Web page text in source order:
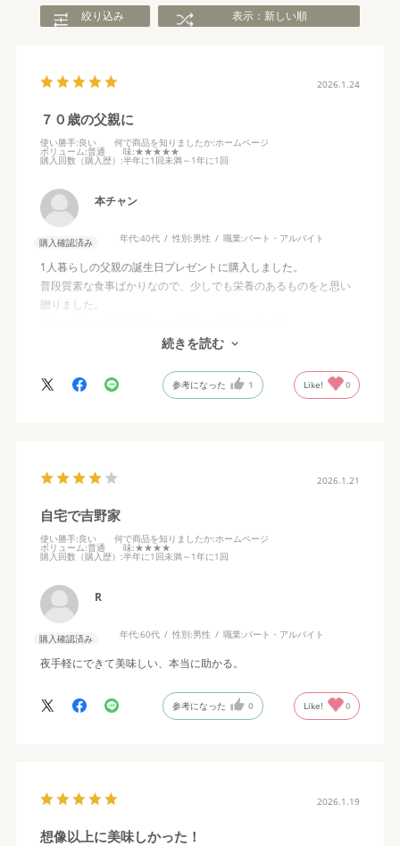
絞り込み 表示：新しい順
2026.1.24
７０歳の父親に
使い勝手:良い 何で商品を知りましたか:ホームページ
ボリューム:普通 味:★★★★★
購入回数（購入歴） :半年に1回未満～1年に1回
本チャン
購入確認済み 年代:40代 性別:男性 職業:パート・アルバイト
1人暮らしの父親の誕生日プレゼントに購入しました。
普段質素な食事ばかりなので、少しでも栄養のあるものをと思い
贈りました。
また来年も購入を検討中です続きを読む
参考になった 1 Like! 0
2026.1.21
自宅で吉野家
使い勝手:良い 何で商品を知りましたか:ホームページ
ボリューム:普通 味:★★★★
購入回数（購入歴） :半年に1回未満～1年に1回
R
購入確認済み 年代:60代 性別:男性 職業:パート・アルバイト
夜手軽にできて美味しい、本当に助かる。
参考になった 0 Like! 0
2026.1.19
想像以上に美味しかった！